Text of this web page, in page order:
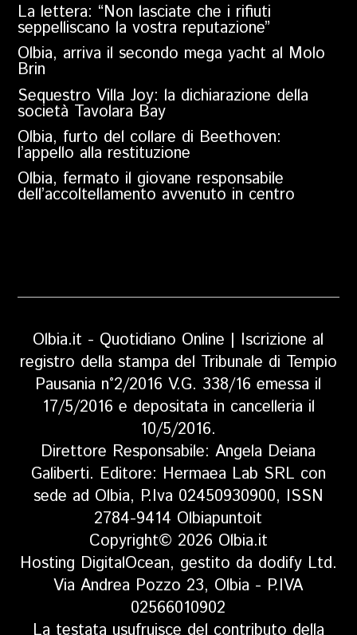
La lettera: “Non lasciate che i rifiuti
seppelliscano la vostra reputazione”
Olbia, arriva il secondo mega yacht al Molo
Brin
Sequestro Villa Joy: la dichiarazione della
società Tavolara Bay
Olbia, furto del collare di Beethoven:
l’appello alla restituzione
Olbia, fermato il giovane responsabile
dell’accoltellamento avvenuto in centro
Olbia.it - Quotidiano Online | Iscrizione al
registro della stampa del Tribunale di Tempio
Pausania n°2/2016 V.G. 338/16 emessa il
17/5/2016 e depositata in cancelleria il
10/5/2016.
Direttore Responsabile: Angela Deiana
Galiberti. Editore: Hermaea Lab SRL con
sede ad Olbia, P.Iva 02450930900, ISSN
2784-9414 Olbiapuntoit
Copyright© 2026 Olbia.it
Hosting DigitalOcean, gestito da dodify Ltd.
Via Andrea Pozzo 23, Olbia - P.IVA
02566010902